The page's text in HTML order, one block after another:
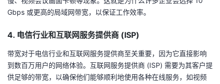
Gbps 或更高的局域网带宽，以保证工作效率。
4. 电信行业和互联网服务提供商 (ISP)
带宽对于电信行业和互联网服务提供商至关重要，因为它直接影响
到数百万用户的网络体验。互联网服务提供商 (ISP) 需要为其客户提
供足够的带宽，以确保他们能够顺利地使用各种在线服务，如视频